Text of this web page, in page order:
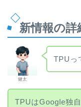
新情報の詳
健太
TPUっ
TPUはGoogle独